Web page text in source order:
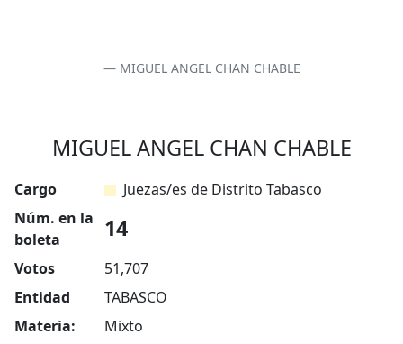
MIGUEL ANGEL CHAN CHABLE
MIGUEL ANGEL CHAN CHABLE
Cargo
Juezas/es de Distrito Tabasco
Núm. en la
boleta
14
Votos
51,707
Entidad
TABASCO
Materia:
Mixto